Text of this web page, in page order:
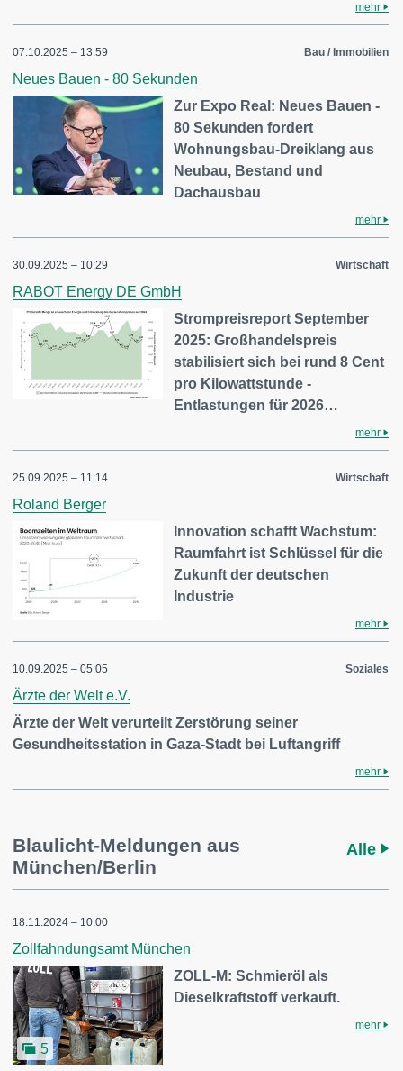
mehr
07.10.2025 – 13:59 Bau / Immobilien
Neues Bauen - 80 Sekunden
Zur Expo Real: Neues Bauen -
80 Sekunden fordert
Wohnungsbau-Dreiklang aus
Neubau, Bestand und
Dachausbau
mehr
30.09.2025 – 10:29 Wirtschaft
RABOT Energy DE GmbH
Strompreisreport September
2025: Großhandelspreis
stabilisiert sich bei rund 8 Cent
pro Kilowattstunde -
Entlastungen für 2026…
mehr
25.09.2025 – 11:14 Wirtschaft
Roland Berger
Innovation schafft Wachstum:
Raumfahrt ist Schlüssel für die
Zukunft der deutschen
Industrie
mehr
10.09.2025 – 05:05 Soziales
Ärzte der Welt e.V.
Ärzte der Welt verurteilt Zerstörung seiner
Gesundheitsstation in Gaza-Stadt bei Luftangriff
mehr
Blaulicht-Meldungen aus
München/Berlin
Alle
18.11.2024 – 10:00
Zollfahndungsamt München
5
ZOLL-M: Schmieröl als
Dieselkraftstoff verkauft.
mehr